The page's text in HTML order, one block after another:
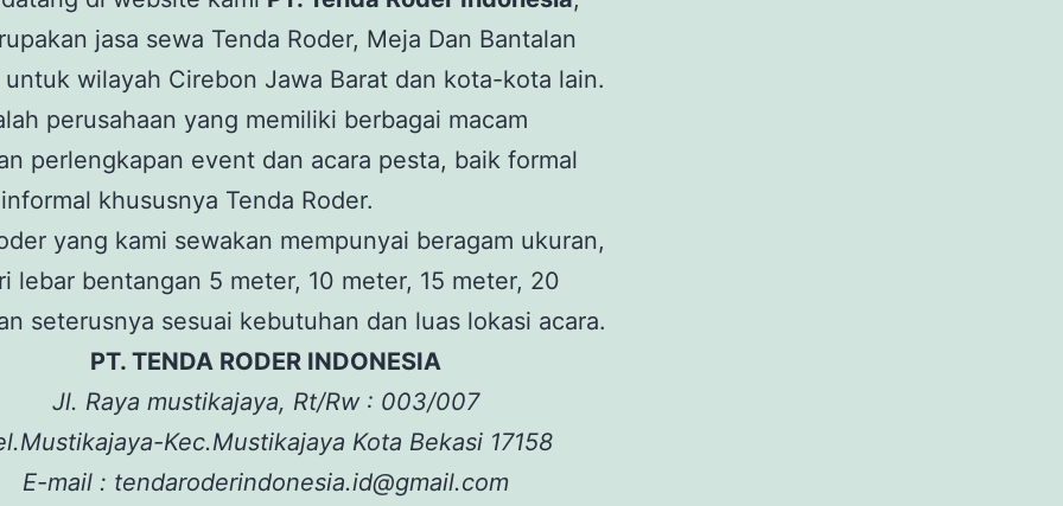
jasa sewa Tenda Roder, Meja Dan Bantalan
untuk wilayah Cirebon Jawa Barat dan kota-kota lain.
perusahaan yang memiliki berbagai macam
perlengkapan event dan acara pesta, baik formal
khususnya Tenda Roder.
yang kami sewakan mempunyai beragam ukuran,
lebar bentangan 5 meter, 10 meter, 15 meter, 20
seterusnya sesuai kebutuhan dan luas lokasi acara.
PT. TENDA RODER INDONESIA
Jl. Raya mustikajaya, Rt/Rw : 003/007
Kec.Mustikajaya Kota Bekasi 17158
E-mail : tendaroderindonesia.id@gmail.com